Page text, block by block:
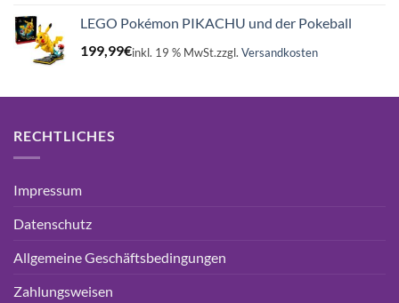
16,99€15,75€.
LEGO Pokémon PIKACHU und der Pokeball
199,99€inkl. 19 % MwSt.zzgl. Versandkosten
RECHTLICHES
Impressum
Datenschutz
Allgemeine Geschäftsbedingungen
Zahlungsweisen